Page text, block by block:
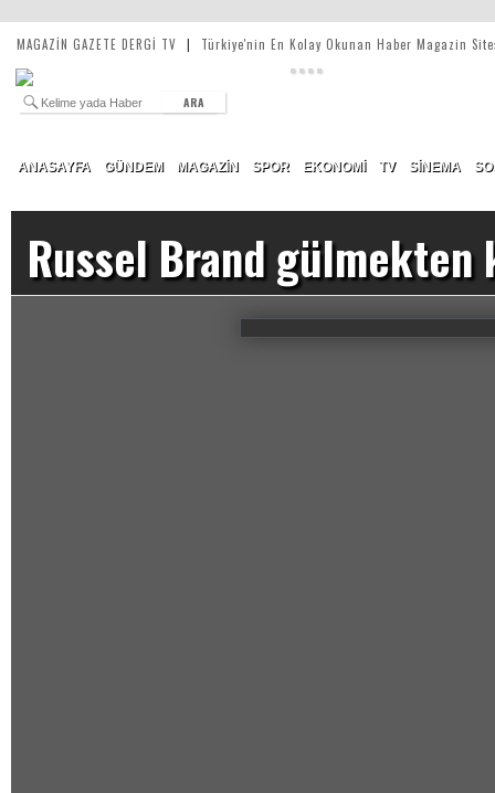
MAGAZİN GAZETE DERGİ TV | Türkiye'nin En Kolay Okunan Haber Magazin
ARA
ANASAYFA GÜNDEM MAGAZİN SPOR EKONOMİ TV SİNEMA
Russel Brand gülmekten